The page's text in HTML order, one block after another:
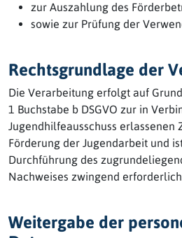
zur Auszahlung des
sowie zur Prüfung der
Rechtsgrundlage der
Die Verarbeitung erfolgt auf
1 Buchstabe b DSGVO zur in
Jugendhilfeausschuss erlassenen
Förderung der Jugendarbeit und
Durchführung des
Nachweises zwingend
Weitergabe der